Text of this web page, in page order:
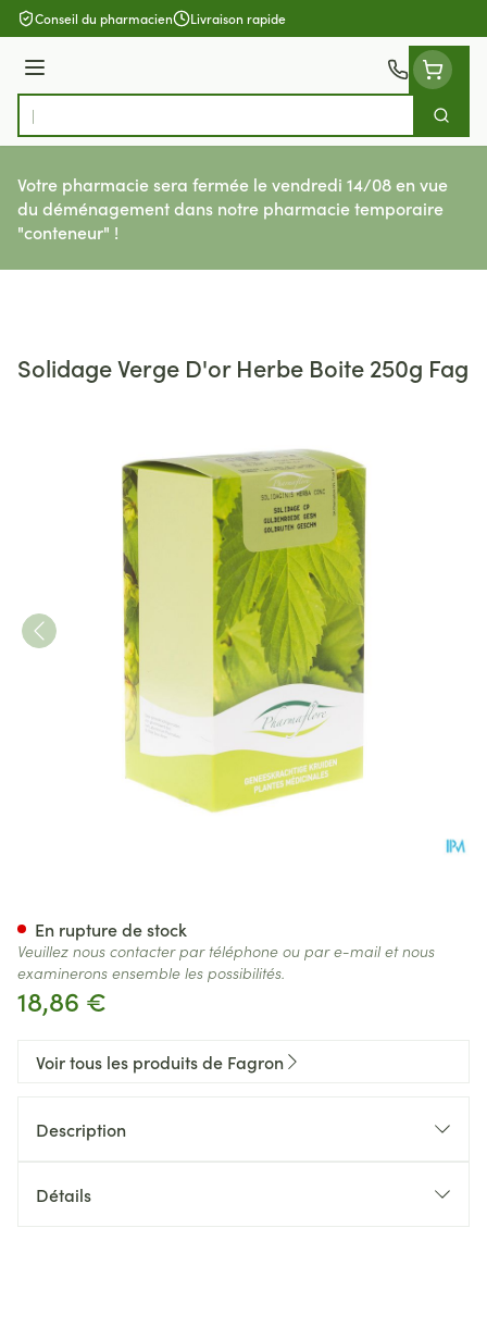
Aller au contenu
Conseil du pharmacien Livraison rapide
Menu
Rechercher
Votre pharmacie sera fermée le vendredi 14/08 en vue
du déménagement dans notre pharmacie temporaire
"conteneur" !
Solidage Verge D'or Herbe Boite 250g Fag
18,86 €
En rupture de stock
Veuillez nous contacter par téléphone ou par e-mail et nous
examinerons ensemble les possibilités.
Voir tous les produits de Fagron
Description
Détails